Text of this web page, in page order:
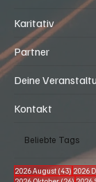
Karitativ
Partner
Deine
Kontakt
Beliebte Tags
2026 August (43) 43
2026
26